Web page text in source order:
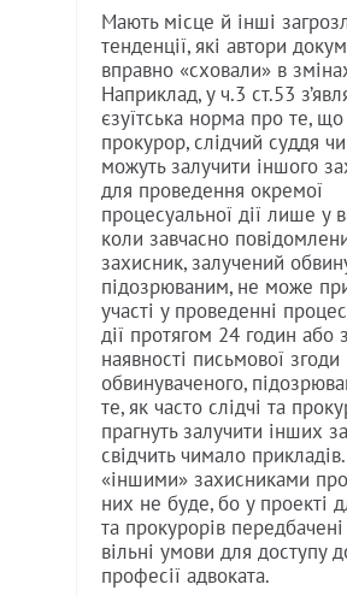
Мають місце й інші
тенденції, які автори
вправно «сховали» в
Наприклад, у ч.3 ст.53
єзуїтська норма про те, що
прокурор, слідчий суддя
можуть залучити іншого
для проведення окремої
процесуальної дії лише у
коли завчасно
захисник, залучений
підозрюваним, не може
участі у проведенні
дії протягом 24 годин або
наявності письмової згоди
обвинуваченого,
те, як часто слідчі та
прагнуть залучити інших
свідчить чимало
«іншими» захисниками
них не буде, бо у проекті
та прокурорів
вільні умови для доступу
професії адвоката.